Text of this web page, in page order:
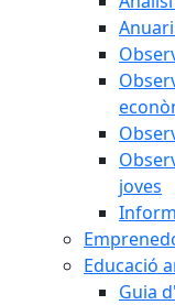
joves
Educació
Guia